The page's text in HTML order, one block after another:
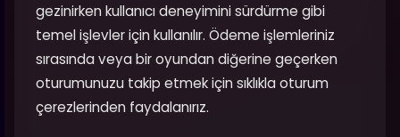
gezinirken kullanıcı deneyimini sürdürme gibi
temel işlevler için kullanılır. Ödeme işlemleriniz
sırasında veya bir oyundan diğerine geçerken
oturumunuzu takip etmek için sıklıkla oturum
çerezlerinden faydalanırız.